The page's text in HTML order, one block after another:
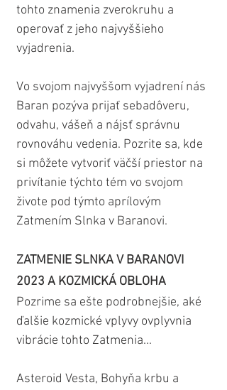
tohto znamenia zverokruhu a
operovať z jeho najvyššieho
vyjadrenia.
Vo svojom najvyššom vyjadrení nás
Baran pozýva prijať sebadôveru,
odvahu, vášeň a nájsť správnu
rovnováhu vedenia. Pozrite sa, kde
si môžete vytvoriť väčší priestor na
privítanie týchto tém vo svojom
živote pod týmto aprílovým
Zatmením Slnka v Baranovi.
ZATMENIE SLNKA V BARANOVI
2023 A KOZMICKÁ OBLOHA
Pozrime sa ešte podrobnejšie, aké
ďalšie kozmické vplyvy ovplyvnia
vibrácie tohto Zatmenia...
Asteroid Vesta, Bohyňa krbu a